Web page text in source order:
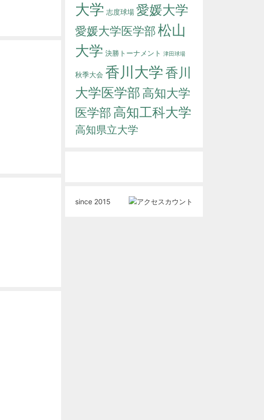
大学 志度球場 愛媛大学
愛媛大学医学部松山
大学 決勝トーナメント 津田球場
秋季大会 香川大学香川
大学医学部 高知大学
医学部 高知工科大学
高知県立大学
since 2015